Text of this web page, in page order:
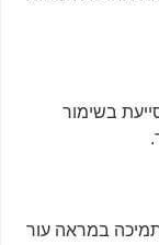
בשימור
במראה עור